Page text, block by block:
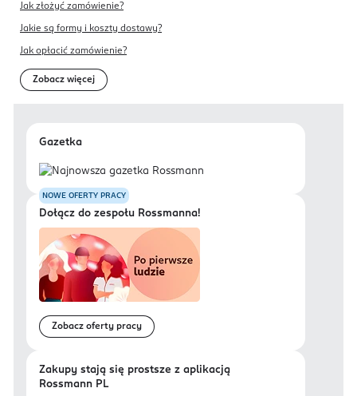
Jak złożyć zamówienie?
Jakie są formy i koszty dostawy?
Jak opłacić zamówienie?
Zobacz więcej
Gazetka
NOWE OFERTY PRACY
Dołącz do zespołu Rossmanna!
Zobacz oferty pracy
Zakupy stają się prostsze z aplikacją
Rossmann PL